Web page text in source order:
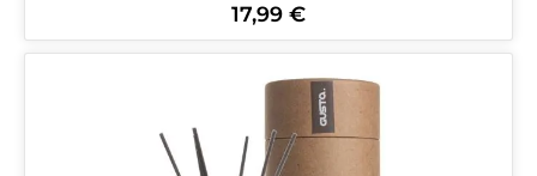
Regulärer Preis:
17,99 €